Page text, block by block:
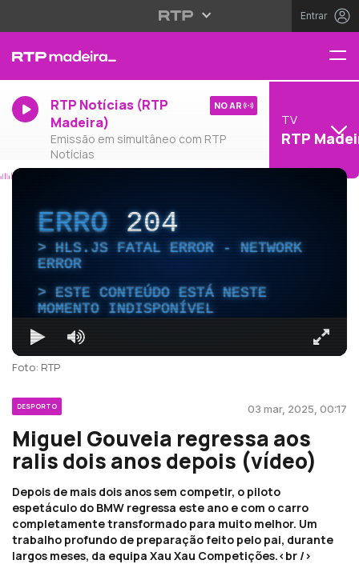
Entrar
RTP Notícias (RTP
Madeira)
Emissão em simultâneo com RTP
Notícias
NO AR
TV
RTP
ERRO204
HLS.JS FATAL ERROR - NETWORK
ERROR
ESTE CONTEÚDO ESTÁ NESTE
MOMENTO INDISPONÍVEL
Foto: RTP
DESPORTO 03 mar, 2025, 00:17
Miguel Gouveia regressa aos
ralis dois anos depois (vídeo)
Depois de mais dois anos sem competir, o piloto
espetáculo do BMW regressa este ano e com o carro
completamente transformado para muito melhor. Um
trabalho profundo de preparação feito pelo pai, durante
largos meses, da equipa Xau Xau Competições.<br />